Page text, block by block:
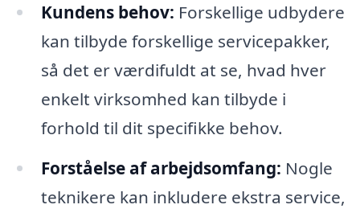
Kundens behov: Forskellige udbydere
kan tilbyde forskellige servicepakker,
så det er værdifuldt at se, hvad hver
enkelt virksomhed kan tilbyde i
forhold til dit specifikke behov.
Forståelse af arbejdsomfang: Nogle
teknikere kan inkludere ekstra service,